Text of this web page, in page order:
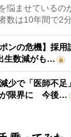
悩ませているの
数は10年間で2
ンの危機】採
生数減がも…
少で「医師不
が限界に 今後…